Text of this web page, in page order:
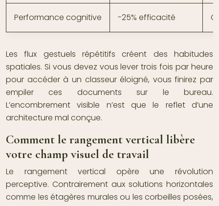
Performance cognitive -25% efficacité
Les flux gestuels répétitifs créent des habitudes
spatiales. Si vous devez vous lever trois fois par heure
pour accéder à un classeur éloigné, vous finirez par
empiler ces documents sur le bureau.
L’encombrement visible n’est que le reflet d’une
architecture mal conçue.
Comment le rangement vertical libère
votre champ visuel de travail
Le rangement vertical opère une révolution
perceptive. Contrairement aux solutions horizontales
comme les étagères murales ou les corbeilles posées,